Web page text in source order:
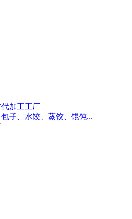
加工工厂
子、水饺、蒸饺、馄饨...